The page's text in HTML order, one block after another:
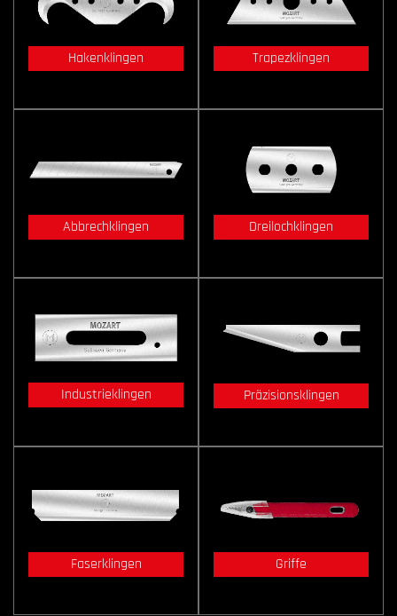
Hakenklingen Trapezklingen
Abbrechklingen Dreilochklingen
Industrieklingen Präzisionsklingen
Faserklingen Griffe